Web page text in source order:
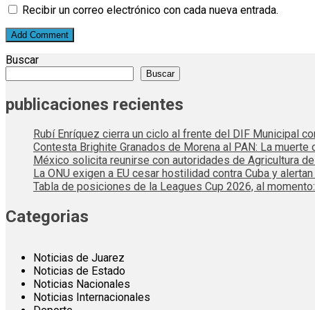
Recibir un correo electrónico con cada nueva entrada.
Buscar
Buscar
publicaciones recientes
Rubí Enríquez cierra un ciclo al frente del DIF Municipal
Contesta Brighite Granados de Morena al PAN: La muerte
México solicita reunirse con autoridades de Agricultura
La ONU exigen a EU cesar hostilidad contra Cuba y
Tabla de posiciones de la Leagues Cup 2026, al
Categorias
Noticias de Juarez
Noticias de Estado
Noticias Nacionales
Noticias Internacionales